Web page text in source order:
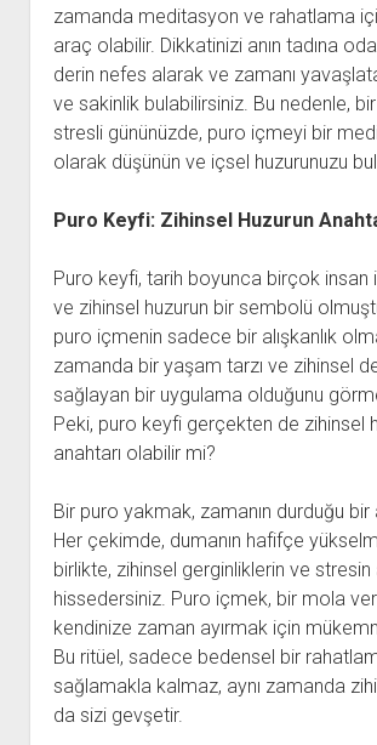
zamanda meditasyon ve rahatlama
araç olabilir. Dikkatinizi anın tadına
derin nefes alarak ve zamanı
ve sakinlik bulabilirsiniz. Bu nedenle,
stresli gününüzde, puro içmeyi bir
olarak düşünün ve içsel huzurunuzu
Puro Keyfi: Zihinsel Huzurun
Puro keyfi, tarih boyunca birçok insan
ve zihinsel huzurun bir sembolü
puro içmenin sadece bir alışkanlık
zamanda bir yaşam tarzı ve zihinsel
sağlayan bir uygulama olduğunu
Peki, puro keyfi gerçekten de zihinsel
anahtarı olabilir mi?
Bir puro yakmak, zamanın durduğu bir
Her çekimde, dumanın hafifçe
birlikte, zihinsel gerginliklerin ve stresin
hissedersiniz. Puro içmek, bir mola
kendinize zaman ayırmak için
Bu ritüel, sadece bedensel bir
sağlamakla kalmaz, aynı zamanda
da sizi gevşetir.